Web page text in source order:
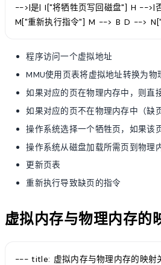
-->|是| I["将牺牲页写回磁盘"] H -->|
M["重新执行指令"] M --> B D -->
程序访问一个虚拟地址
MMU使用页表将虚拟地址转换为物
如果对应的页在物理内存中，则直
如果对应的页不在物理内存中（缺
操作系统选择一个牺牲页，如果该
操作系统从磁盘加载所需页到物理
更新页表
重新执行导致缺页的指令
虚拟内存与物理内存的
--- title: 虚拟内存与物理内存的映